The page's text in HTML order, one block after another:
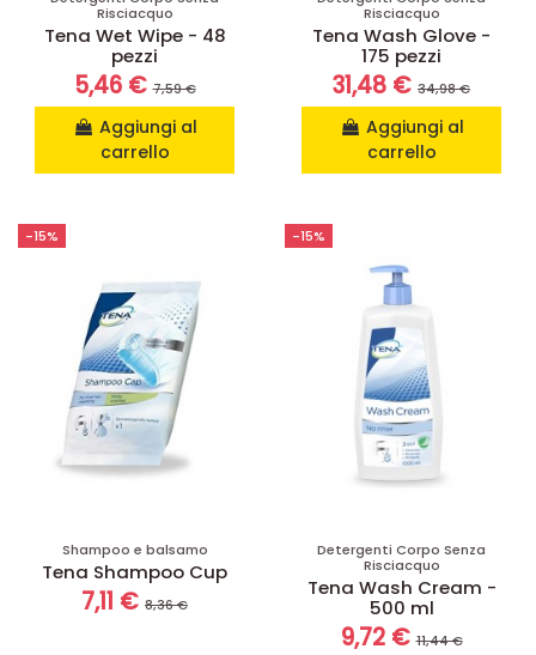
Risciacquo
Tena Wet Wipe - 48
pezzi
5,46 €7,59 €
Aggiungi al
carrello
Risciacquo
Tena Wash Glove -
175 pezzi
31,48 € 34,98 €
Aggiungi al
carrello
-15%
Shampoo e balsamo
Tena Shampoo Cup
7,11 € 8,36 €
-15%
Detergenti Corpo Senza
Risciacquo
Tena Wash Cream -
500 ml
9,72 €11,44 €